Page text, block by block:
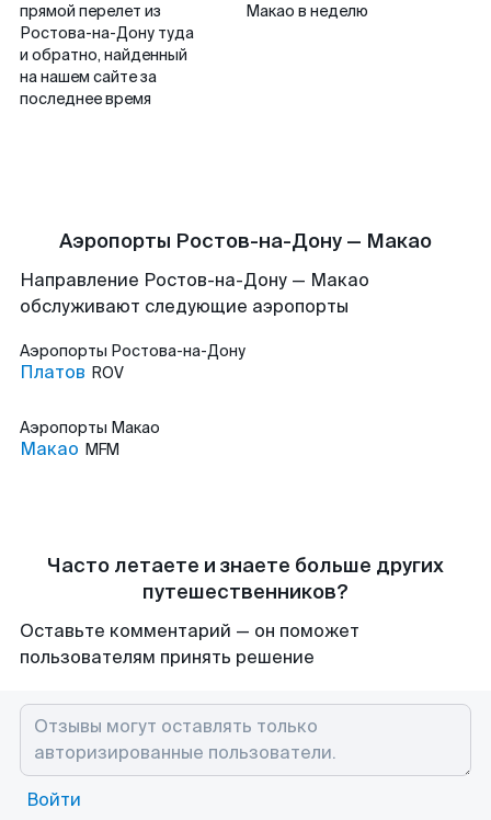
прямой перелет из
Ростова-на-Дону туда
и обратно, найденный
на нашем сайте за
последнее время
Макао в неделю
Аэропорты Ростов-на-Дону — Макао
Направление Ростов-на-Дону — Макао
обслуживают следующие аэропорты
Аэропорты Ростова-на-Дону
Платов ROV
Аэропорты Макао
Макао MFM
Часто летаете и знаете больше других
путешественников?
Оставьте комментарий — он поможет
пользователям принять решение
Войти